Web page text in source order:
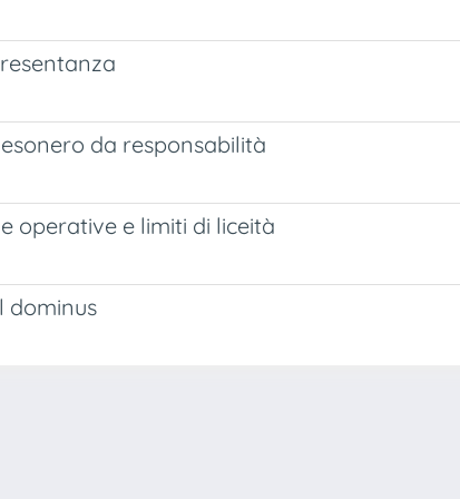
da responsabilità
operative e limiti di liceità
dominus